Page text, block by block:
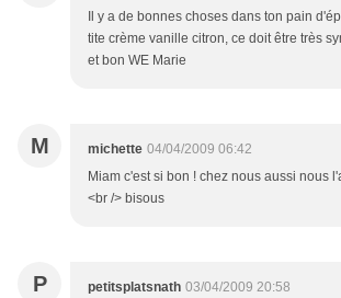
Il y a de bonnes choses dans ton pain
tite crème vanille citron, ce doit être très
et bon WE Marie
M michette 04/04/2009 06:42
Miam c'est si bon ! chez nous aussi nous
<br /> bisous
P petitsplatsnath 03/04/2009 20:58